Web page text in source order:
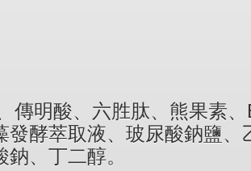
傳明酸、六胜肽、熊果素
萃取液、玻尿酸鈉鹽、
、丁二醇。